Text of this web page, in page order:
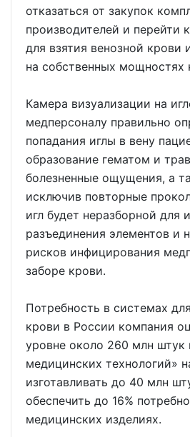
отказаться от закупок
производителей и перейти
для взятия венозной крови
на собственных
Камера визуализации на
медперсоналу правильно
попадания иглы в вену
образование гематом и
болезненные ощущения, а
исключив повторные
игл будет неразборной для
разъединения элементов и
рисков инфицирования
заборе крови.
Потребность в системах
крови в России компания
уровне около 260 млн штук
медицинских технологий»
изготавливать до 40 млн
обеспечить до 16%
медицинских изделиях.